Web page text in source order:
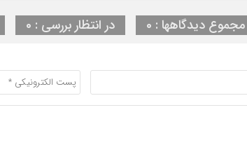
مجموع دیدگاهها : 0 در انتظار بررسی : 0